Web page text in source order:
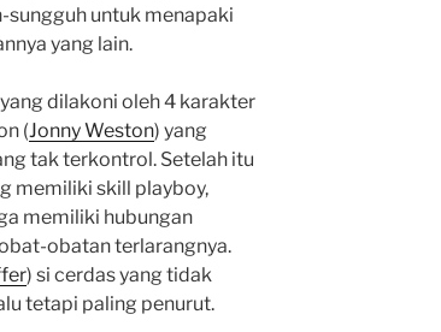
sungguh untuk menapaki
yang lain.
dilakoni oleh 4 karakter
(Jonny Weston) yang
tak terkontrol. Setelah itu
memiliki skill playboy,
memiliki hubungan
obatan terlarangnya.
) si cerdas yang tidak
tetapi paling penurut.